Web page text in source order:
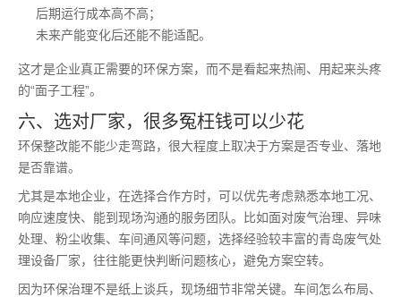
后期运行成本高不高；
未来产能变化后还能不能适配。
这才是企业真正需要的环保方案，而不是看起来热闹、用起来头疼
的“面子工程”。
六、选对厂家，很多冤枉钱可以少花
环保整改能不能少走弯路，很大程度上取决于方案是否专业、落地
是否靠谱。
尤其是本地企业，在选择合作方时，可以优先考虑熟悉本地工况、
响应速度快、能到现场沟通的服务团队。比如面对废气治理、异味
处理、粉尘收集、车间通风等问题，选择经验较丰富的青岛废气处
理设备厂家，往往能更快判断问题核心，避免方案空转。
因为环保治理不是纸上谈兵，现场细节非常关键。车间怎么布局、